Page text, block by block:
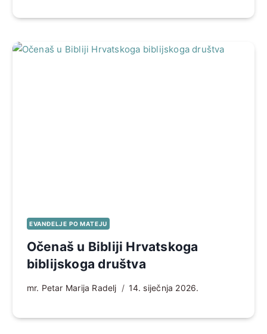
EVANĐELJE PO MATEJU
Očenaš u Bibliji Hrvatskoga
biblijskoga društva
mr. Petar Marija Radelj 14. siječnja 2026.